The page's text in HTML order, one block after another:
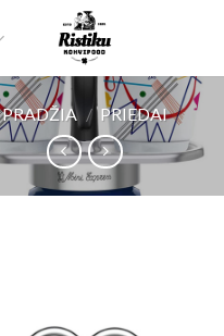
PRADŽIA / PRIEDAI